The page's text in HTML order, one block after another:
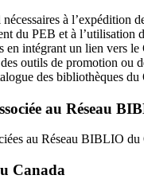
à l’expédition
du PEB et à l’utilisation
en intégrant un lien vers
outils de promotion ou
des bibliothèques
au Réseau
au Réseau BIBLIO
Canada